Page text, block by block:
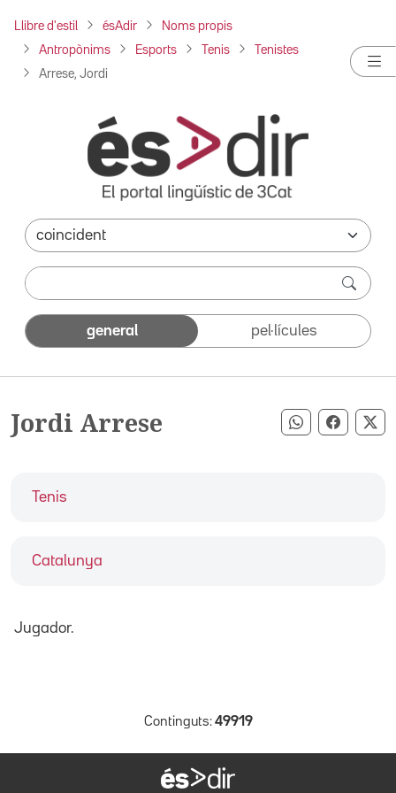
Llibre d'estil ésAdir Noms propis
Antropònims Esports Tenis Tenistes
Arrese, Jordi
general pel·lícules
Jordi Arrese Compartir
Tenis
Catalunya
Jugador.
Continguts: 49919